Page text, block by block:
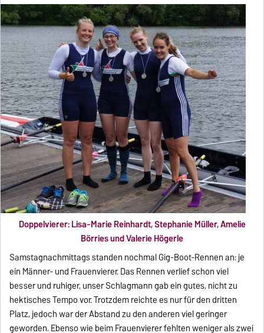
Doppelvierer: Lisa-Marie Reinhardt, Stephanie Müller, Amelie
Börries und Valerie Högerle
Samstagnachmittags standen nochmal Gig-Boot-Rennen an: je
ein Männer- und Frauenvierer. Das Rennen verlief schon viel
besser und ruhiger, unser Schlagmann gab ein gutes, nicht zu
hektisches Tempo vor. Trotzdem reichte es nur für den dritten
Platz, jedoch war der Abstand zu den anderen viel geringer
geworden. Ebenso wie beim Frauenvierer fehlten weniger als zwei